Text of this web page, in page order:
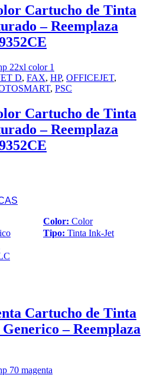
Cartucho de Tinta
– Reemplaza
D, FAX, HP, OFFICEJET,
, PSC
Cartucho de Tinta
– Reemplaza
Color: Color
Tipo: Tinta Ink-Jet
Cartucho de Tinta
– Reemplaza